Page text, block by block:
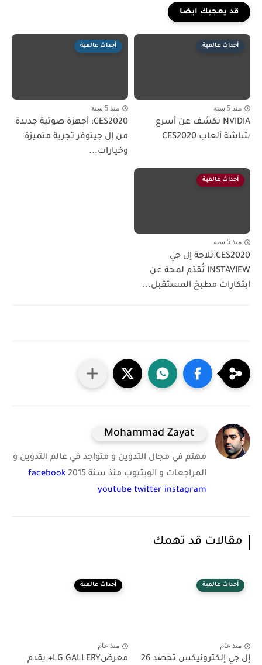
قد يعجبك ايضا
أحداث عالمية
منذ 5 سنة
NVIDIA تكشف عن أسرع
شاشة ألعاب CES2020
أحداث عالمية
منذ 5 سنة
CES2020: أجهزة صوتية جديدة
من إل جيتوفر تجربة متميزة
وخيارات...
أحداث عالمية
منذ 5 سنة
CES2020:ثلاجة إل جي
INSTAVIEW تُقدّم لمحة عن
ابتكارات مطبخ المستقبل...
Mohammad Zayat
مهتم في مجال التدوين و متواجد في عالم التدوين و
المراجعات و الويتيوب منذ سنة 2015
facebook
youtube twitter instagram
مقالات قد تهمك
أحداث عالمية
منذ عام
إل جي إلكترونيكس تحصد 26
أحداث عالمية
منذ عام
معرضLG GALLERY+ يقدم